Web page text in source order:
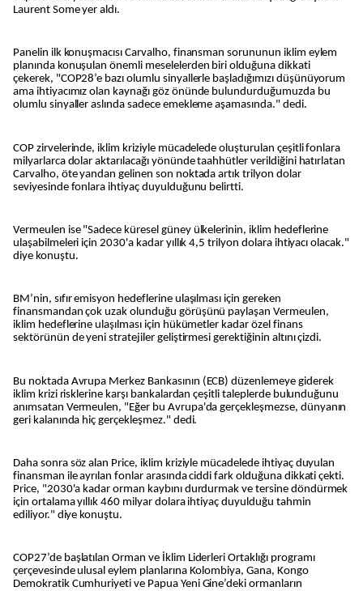
Laurent Some yer aldı.
Panelin ilk konuşmacısı Carvalho, finansman sorununun iklim eylem
planında konuşulan önemli meselelerden biri olduğuna dikkati
çekerek, "COP28’e bazı olumlu sinyallerle başladığımızı düşünüyorum
ama ihtiyacımız olan kaynağı göz önünde bulundurduğumuzda bu
olumlu sinyaller aslında sadece emekleme aşamasında." dedi.
COP zirvelerinde, iklim kriziyle mücadelede oluşturulan çeşitli fonlara
milyarlarca dolar aktarılacağı yönünde taahhütler verildiğini hatırlatan
Carvalho, öte yandan gelinen son noktada artık trilyon dolar
seviyesinde fonlara ihtiyaç duyulduğunu belirtti.
Vermeulen ise "Sadece küresel güney ülkelerinin, iklim hedeflerine
ulaşabilmeleri için 2030'a kadar yıllık 4,5 trilyon dolara ihtiyacı olacak."
diye konuştu.
BM’nin, sıfır emisyon hedeflerine ulaşılması için gereken
finansmandan çok uzak olunduğu görüşünü paylaşan Vermeulen,
iklim hedeflerine ulaşılması için hükümetler kadar özel finans
sektörünün de yeni stratejiler geliştirmesi gerektiğinin altını çizdi.
Bu noktada Avrupa Merkez Bankasının (ECB) düzenlemeye giderek
iklim krizi risklerine karşı bankalardan çeşitli taleplerde bulunduğunu
anımsatan Vermeulen, "Eğer bu Avrupa'da gerçekleşmezse, dünyanın
geri kalanında hiç gerçekleşmez." dedi.
Daha sonra söz alan Price, iklim kriziyle mücadelede ihtiyaç duyulan
finansman ile ayrılan fonlar arasında ciddi fark olduğuna dikkati çekti.
Price, "2030'a kadar orman kaybını durdurmak ve tersine döndürmek
için ortalama yıllık 460 milyar dolara ihtiyaç duyulduğu tahmin
ediliyor." diye konuştu.
COP27’de başlatılan Orman ve İklim Liderleri Ortaklığı programı
çerçevesinde ulusal eylem planlarına Kolombiya, Gana, Kongo
Demokratik Cumhuriyeti ve Papua Yeni Gine’deki ormanların